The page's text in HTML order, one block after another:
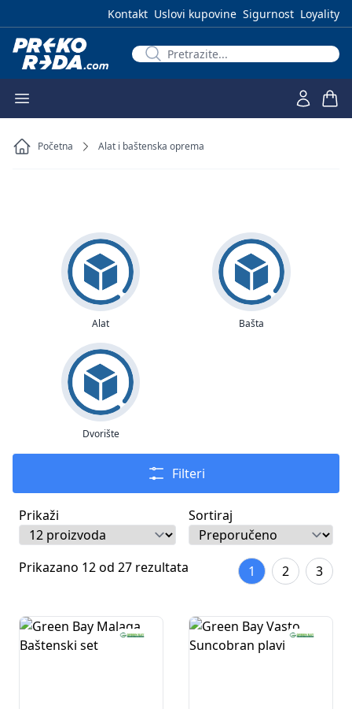
Kontakt Uslovi kupovine Sigurnost Loyality
Početna Alat i baštenska oprema
Alat Bašta
Dvorište
Filteri
Prikaži Sortiraj
Prikazano 12 od 27 rezultata 1 2 3